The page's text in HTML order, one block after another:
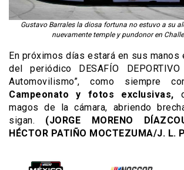
Gustavo Barrales la diosa fortuna no estuvo a su
nuevamente temple y pundonor en
En próximos días estará en sus manos
del periódico DESAFÍO
Automovilismo”, como siempre
Campeonato y fotos exclusivas,
magos de la cámara, abriendo
sigan. (JORGE MORENO
HÉCTOR PATIÑO MOCTEZUMA/J. L.